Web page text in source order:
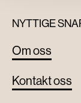
NYTTIGE
Om oss
Kontakt oss